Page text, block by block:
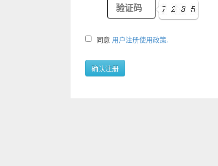
同意 用户注册使用政策.